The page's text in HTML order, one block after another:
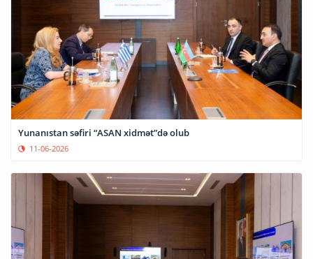
Yunanıstan səfiri “ASAN xidmət”də olub
11-06-2026